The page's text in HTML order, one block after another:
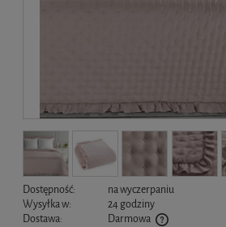
Dostępność:
na wyczerpaniu
Wysyłka w:
24 godziny
Dostawa:
Darmowa